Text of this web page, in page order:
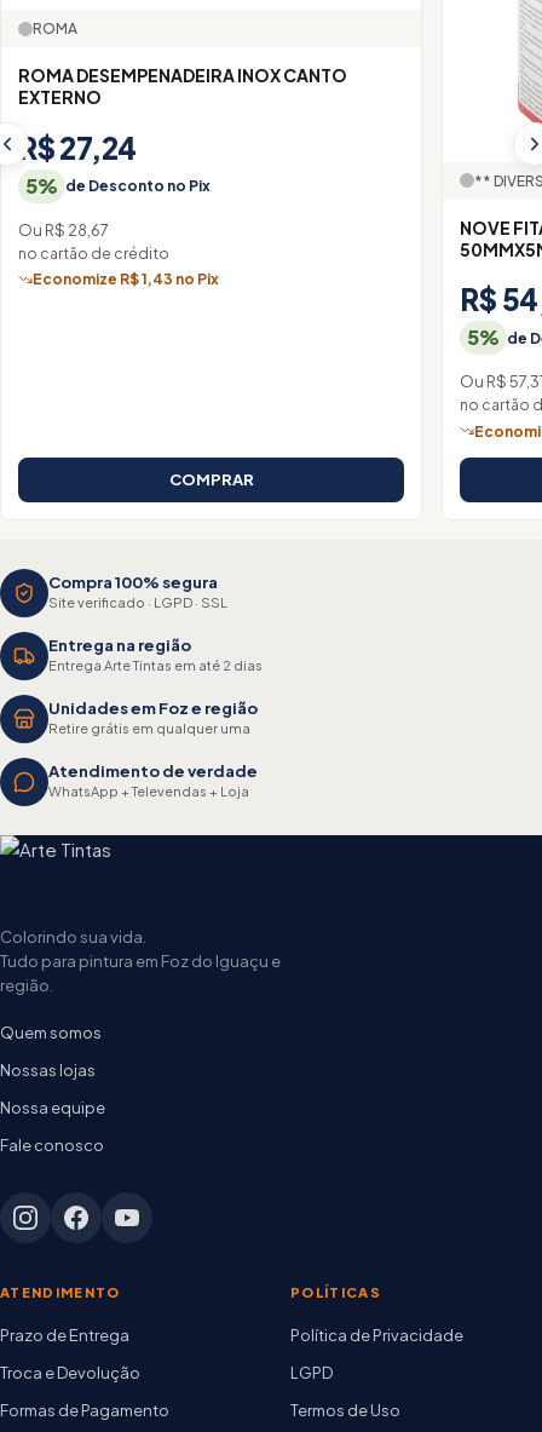
ROMA
ROMA DESEMPENADEIRA INOX CANTO
EXTERNO
R$ 27,24
5% de Desconto no Pix
Ou R$ 28,67
no cartão de crédito
Economize R$ 1,43 no Pix
COMPRAR
**
NOVE
R$
5% de
Ou R$
no cartão
Compra 100% segura
Site verificado · LGPD · SSL
Entrega na região
Entrega Arte Tintas em até 2 dias
Unidades em Foz e região
Retire grátis em qualquer uma
Atendimento de verdade
WhatsApp + Televendas + Loja
Colorindo sua vida.
Tudo para pintura em Foz do Iguaçu e
região.
Quem somos
Nossas lojas
Nossa equipe
Fale conosco
ATENDIMENTO
Prazo de Entrega
Troca e Devolução
Formas de Pagamento
POLÍTICAS
Política de Privacidade
LGPD
Termos de Uso